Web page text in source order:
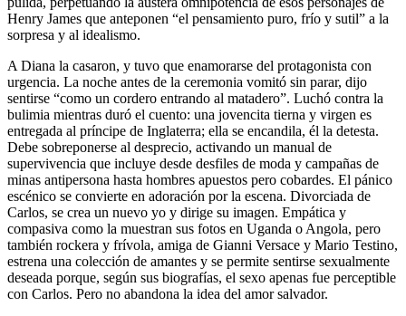
Henry James que anteponen “el pensamiento puro, frío y sutil” a la
sorpresa y al idealismo.
A Diana la casaron, y tuvo que enamorarse del protagonista con
urgencia. La noche antes de la ceremonia vomitó sin parar, dijo
sentirse “como un cordero entrando al matadero”. Luchó contra la
bulimia mientras duró el cuento: una jovencita tierna y virgen es
entregada al príncipe de Inglaterra; ella se encandila, él la detesta.
Debe sobreponerse al desprecio, activando un manual de
supervivencia que incluye desde desfiles de moda y campañas de
minas antipersona hasta hombres apuestos pero cobardes. El pánico
escénico se convierte en adoración por la escena. Divorciada de
Carlos, se crea un nuevo yo y dirige su imagen. Empática y
compasiva como la muestran sus fotos en Uganda o Angola, pero
también rockera y frívola, amiga de Gianni Versace y Mario Testino,
estrena una colección de amantes y se permite sentirse sexualmente
deseada porque, según sus biografías, el sexo apenas fue perceptible
con Carlos. Pero no abandona la idea del amor salvador.